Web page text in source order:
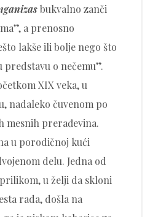
bukvalno zanči
a prenosno
lakše ili bolje nego što
predstavu o nečemu”.
XIX veka, u
nadaleko čuvenom po
mesnih prerađevina.
u porodičnoj kući
delu. Jedna od
u želji da skloni
rada, došla na